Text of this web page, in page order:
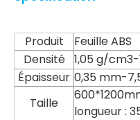
Produit
Feuille ABS
Densité 1,05 g/cm3-
Épaisseur 0,35 mm-
Taille
longueur :